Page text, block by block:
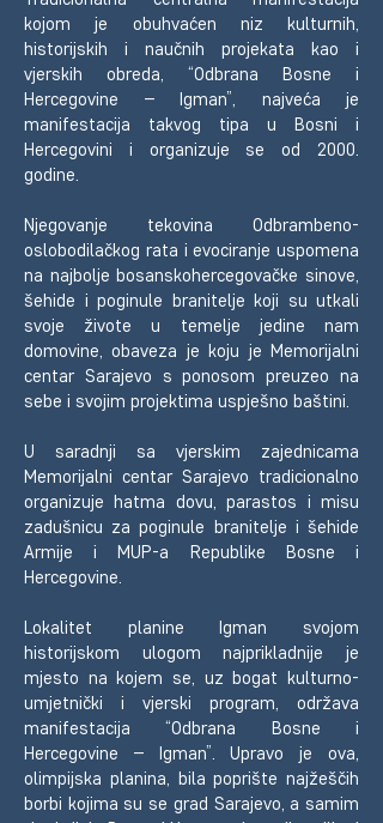
kojom je obuhvaćen niz kulturnih,
historijskih i naučnih projekata kao i
vjerskih obreda, “Odbrana Bosne i
Hercegovine – Igman”, najveća je
manifestacija takvog tipa u Bosni i
Hercegovini i organizuje se od 2000.
godine.
Njegovanje tekovina Odbrambeno-
oslobodilačkog rata i evociranje uspomena
na najbolje bosanskohercegovačke sinove,
šehide i poginule branitelje koji su utkali
svoje živote u temelje jedine nam
domovine, obaveza je koju je Memorijalni
centar Sarajevo s ponosom preuzeo na
sebe i svojim projektima uspješno baštini.
U saradnji sa vjerskim zajednicama
Memorijalni centar Sarajevo tradicionalno
organizuje hatma dovu, parastos i misu
zadušnicu za poginule branitelje i šehide
Armije i MUP-a Republike Bosne i
Hercegovine.
Lokalitet planine Igman svojom
historijskom ulogom najprikladnije je
mjesto na kojem se, uz bogat kulturno-
umjetnički i vjerski program, održava
manifestacija “Odbrana Bosne i
Hercegovine – Igman”. Upravo je ova,
olimpijska planina, bila poprište najžeščih
borbi kojima su se grad Sarajevo, a samim